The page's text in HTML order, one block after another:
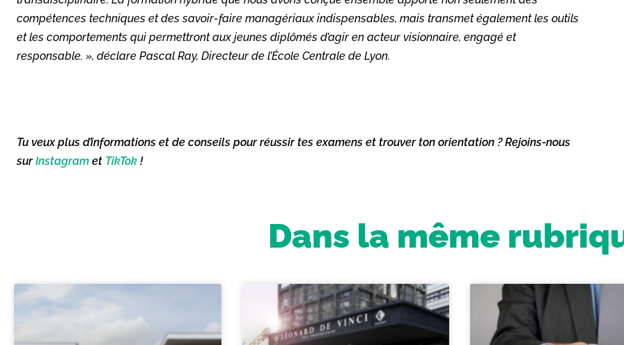
compétences techniques etdes savoir-faire managériaux indispensables, mais transmet également les outils
et les comportements qui permettront aux jeunes diplômés d’agir en acteur visionnaire, engagé et
responsable. », déclare Pascal Ray, Directeur de l’École Centrale de Lyon.
Tu veux plus d’informations et de conseils pour réussir tes examens et trouver ton orientation ? Rejoins-nous
surInstagram et TikTok !
Dans la même